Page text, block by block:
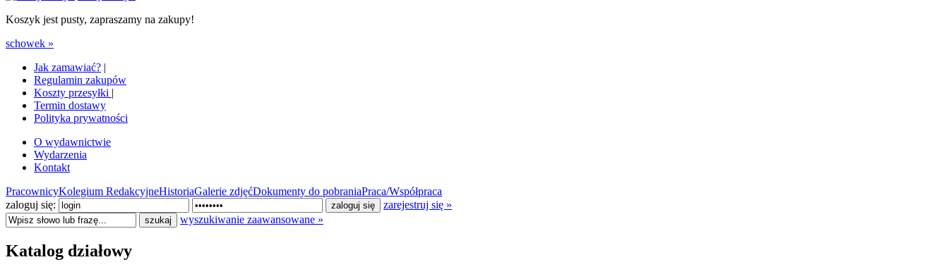
Koszyk jest pusty, zapraszamy na zakupy!
schowek »
Jak zamawiać? |
Regulamin zakupów
Koszty przesyłki |
Termin dostawy
Polityka prywatności
O wydawnictwie
Wydarzenia
Kontakt
PracownicyKolegium RedakcyjneHistoriaGalerie zdjęćDokumenty do pobraniaPraca/Współpraca
zaloguj się:
zarejestruj się »
wyszukiwanie zaawansowane »
Katalog działowy